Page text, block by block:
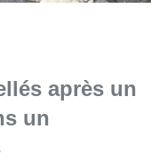
après un
un